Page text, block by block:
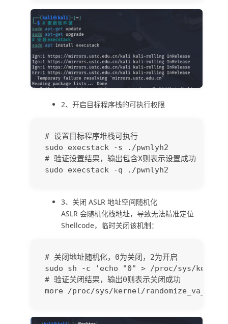
2、开启目标程序栈的可执行权限
# 设置目标程序堆栈可执行
sudo execstack -s ./pwnlyh2
# 验证设置结果，输出包含X则表示设置成功
3、关闭 ASLR 地址空间随机化
ASLR 会随机化栈地址，导致无法精准定位
Shellcode，临时关闭该机制：
# 关闭地址随机化，0为关闭，2为开启
sudo sh -c 'echo "0" > /proc/sys/kernel/
# 验证关闭结果，输出0则表示关闭成功